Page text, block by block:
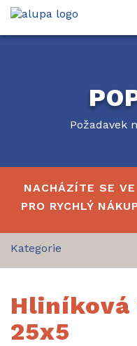
Požadavek
NACHÁZÍTE SE
PRO RYCHLÝ NÁKUP
25x5